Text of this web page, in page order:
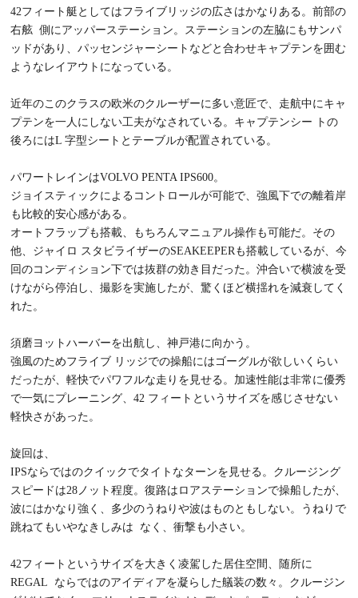
42フィート艇としてはフライブリッジの広さはかなりある。前部の
右舷 側にアッパーステーション。ステーションの左脇にもサンパ
ッドがあり、パッセンジャーシートなどと合わせキャプテンを囲む
ようなレイアウトになっている。
近年のこのクラスの欧米のクルーザーに多い意匠で、走航中にキャ
プテンを一人にしない工夫がなされている。キャプテンシー トの
後ろにはL 字型シートとテーブルが配置されている。
パワートレインはVOLVO PENTA IPS600。
ジョイスティックによるコントロールが可能で、強風下での離着岸
も比較的安心感がある。
オートフラップも搭載、もちろんマニュアル操作も可能だ。その
他、ジャイロ スタビライザーのSEAKEEPERも搭載しているが、今
回のコンディション下では抜群の効き目だった。沖合いで横波を受
けながら停泊し、撮影を実施したが、驚くほど横揺れを減衰してく
れた。
須磨ヨットハーバーを出航し、神戸港に向かう。
強風のためフライブ リッジでの操船にはゴーグルが欲しいくらい
だったが、軽快でパワフルな走りを見せる。加速性能は非常に優秀
で一気にプレーニング、42 フィートというサイズを感じさせない
軽快さがあった。
旋回は、
IPSならではのクイックでタイトなターンを見せる。クルージング
スピードは28ノット程度。復路はロアステーションで操船したが、
波にはかなり強く、多少のうねりや波はものともしない。うねりで
跳ねてもいやなきしみは なく、衝撃も小さい。
42フィートというサイズを大きく凌駕した居住空間、随所に
REGAL ならではのアイディアを凝らした艤装の数々。クルージン